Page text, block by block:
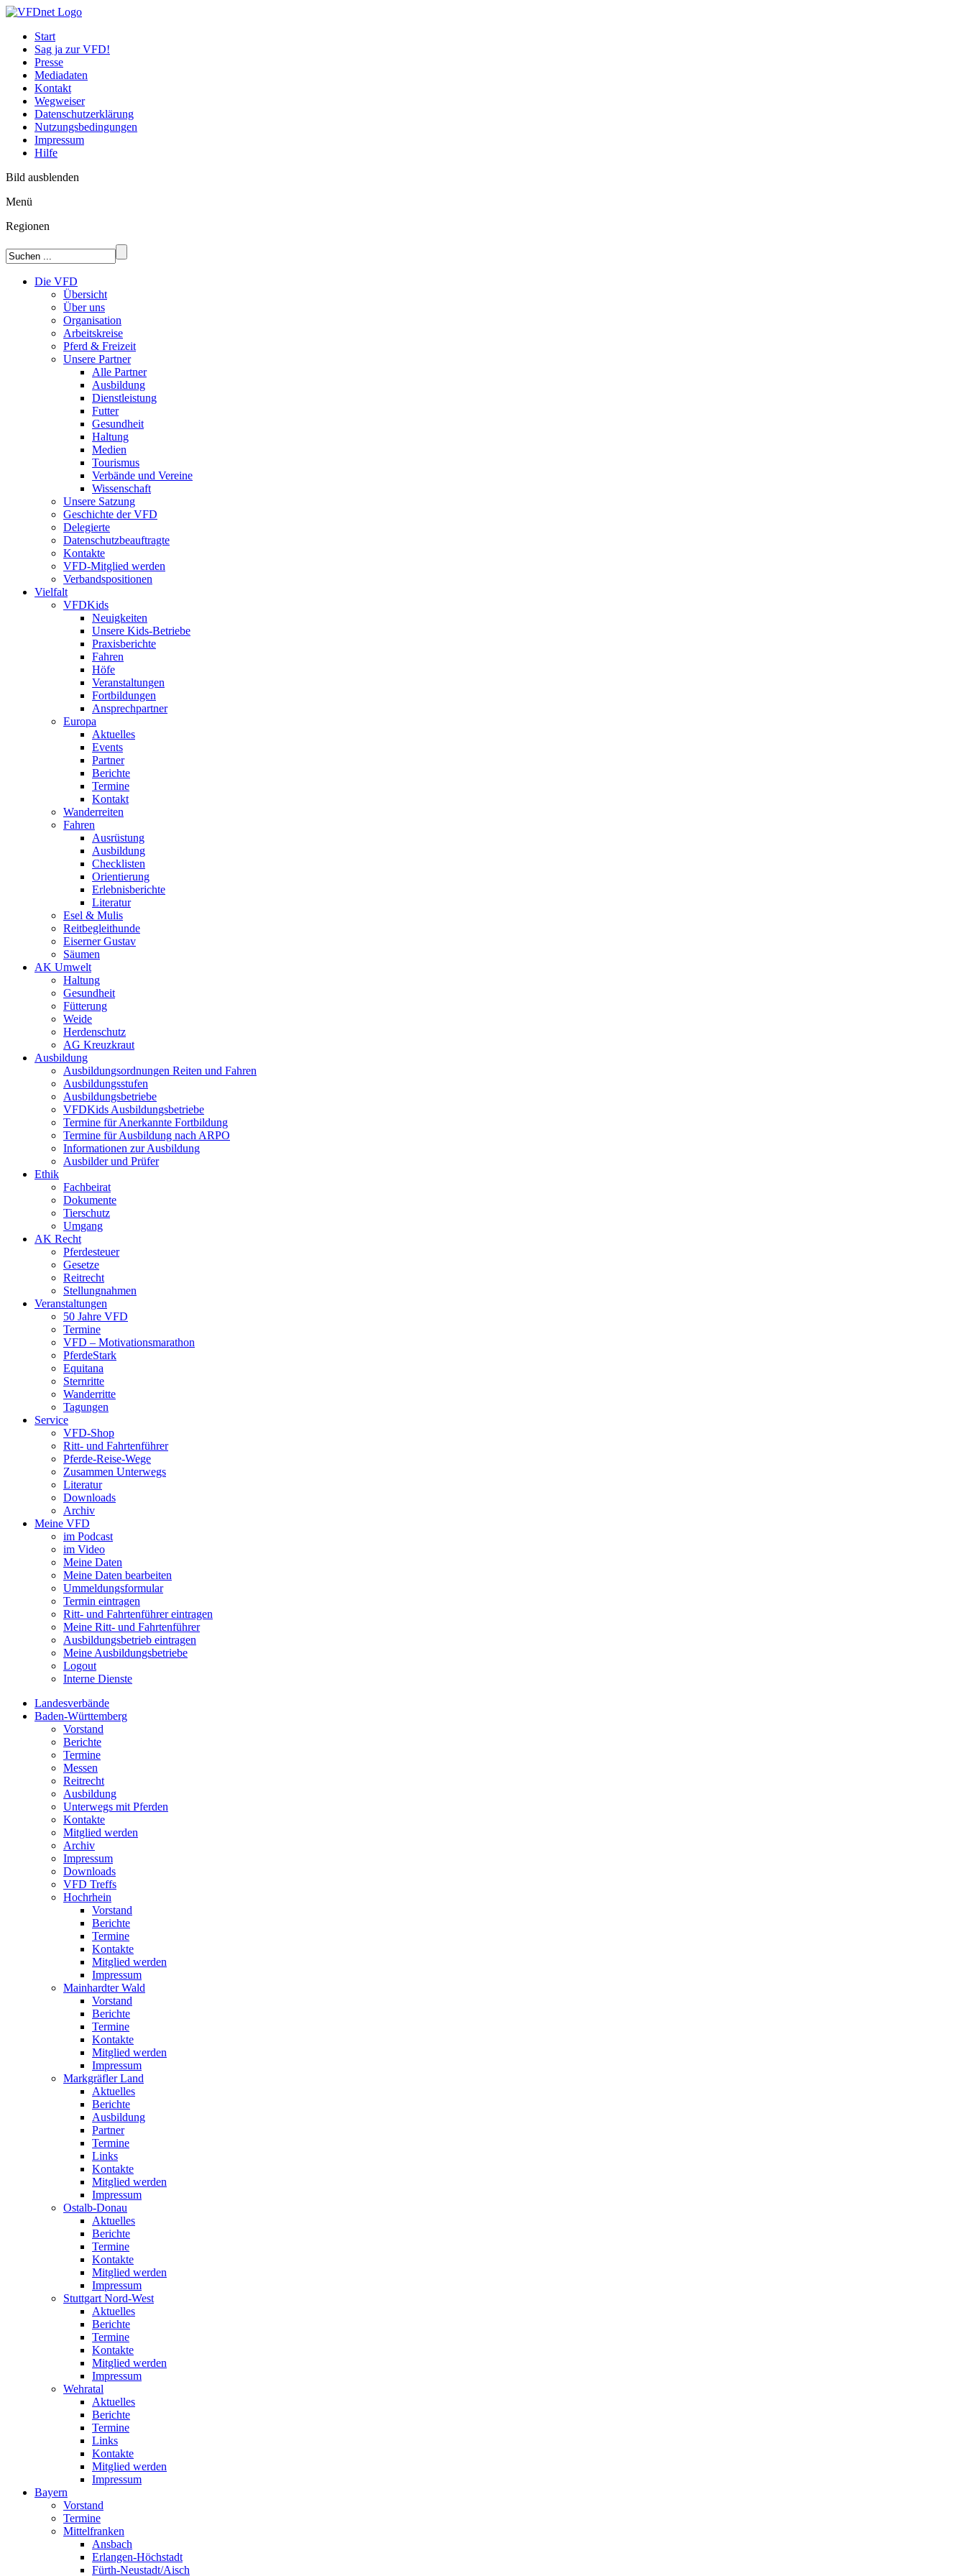
Start
Sag ja zur VFD!
Presse
Mediadaten
Kontakt
Wegweiser
Datenschutzerklärung
Nutzungsbedingungen
Impressum
Hilfe
Bild ausblenden
Menü
Regionen
Die VFD
Übersicht
Über uns
Organisation
Arbeitskreise
Pferd & Freizeit
Unsere Partner
Alle Partner
Ausbildung
Dienstleistung
Futter
Gesundheit
Haltung
Medien
Tourismus
Verbände und Vereine
Wissenschaft
Unsere Satzung
Geschichte der VFD
Delegierte
Datenschutzbeauftragte
Kontakte
VFD-Mitglied werden
Verbandspositionen
Vielfalt
VFDKids
Neuigkeiten
Unsere Kids-Betriebe
Praxisberichte
Fahren
Höfe
Veranstaltungen
Fortbildungen
Ansprechpartner
Europa
Aktuelles
Events
Partner
Berichte
Termine
Kontakt
Wanderreiten
Fahren
Ausrüstung
Ausbildung
Checklisten
Orientierung
Erlebnisberichte
Literatur
Esel & Mulis
Reitbegleithunde
Eiserner Gustav
Säumen
AK Umwelt
Haltung
Gesundheit
Fütterung
Weide
Herdenschutz
AG Kreuzkraut
Ausbildung
Ausbildungsordnungen Reiten und Fahren
Ausbildungsstufen
Ausbildungsbetriebe
VFDKids Ausbildungsbetriebe
Termine für Anerkannte Fortbildung
Termine für Ausbildung nach ARPO
Informationen zur Ausbildung
Ausbilder und Prüfer
Ethik
Fachbeirat
Dokumente
Tierschutz
Umgang
AK Recht
Pferdesteuer
Gesetze
Reitrecht
Stellungnahmen
Veranstaltungen
50 Jahre VFD
Termine
VFD – Motivationsmarathon
PferdeStark
Equitana
Sternritte
Wanderritte
Tagungen
Service
VFD-Shop
Ritt- und Fahrtenführer
Pferde-Reise-Wege
Zusammen Unterwegs
Literatur
Downloads
Archiv
Meine VFD
im Podcast
im Video
Meine Daten
Meine Daten bearbeiten
Ummeldungsformular
Termin eintragen
Ritt- und Fahrtenführer eintragen
Meine Ritt- und Fahrtenführer
Ausbildungsbetrieb eintragen
Meine Ausbildungsbetriebe
Logout
Interne Dienste
Landesverbände
Baden-Württemberg
Vorstand
Berichte
Termine
Messen
Reitrecht
Ausbildung
Unterwegs mit Pferden
Kontakte
Mitglied werden
Archiv
Impressum
Downloads
VFD Treffs
Hochrhein
Vorstand
Berichte
Termine
Kontakte
Mitglied werden
Impressum
Mainhardter Wald
Vorstand
Berichte
Termine
Kontakte
Mitglied werden
Impressum
Markgräfler Land
Aktuelles
Berichte
Ausbildung
Partner
Termine
Links
Kontakte
Mitglied werden
Impressum
Ostalb-Donau
Aktuelles
Berichte
Termine
Kontakte
Mitglied werden
Impressum
Stuttgart Nord-West
Aktuelles
Berichte
Termine
Kontakte
Mitglied werden
Impressum
Wehratal
Aktuelles
Berichte
Termine
Links
Kontakte
Mitglied werden
Impressum
Bayern
Vorstand
Termine
Mittelfranken
Ansbach
Erlangen-Höchstadt
Fürth-Neustadt/Aisch